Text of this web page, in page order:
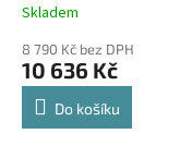
Průměrné
produktu
je
4,4
Skladem
8 790 Kč bez DPH
10 636 Kč
Do košíku